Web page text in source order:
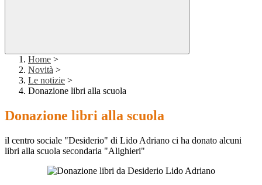
Home >
Novità >
Le notizie >
Donazione libri alla scuola
Donazione libri alla scuola
il centro sociale "Desiderio" di Lido Adriano ci ha donato alcuni
libri alla scuola secondaria "Alighieri"